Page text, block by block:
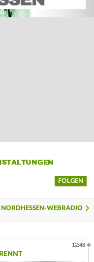
FOLGEN
NORDHESSEN-WEBRADIO
12:48